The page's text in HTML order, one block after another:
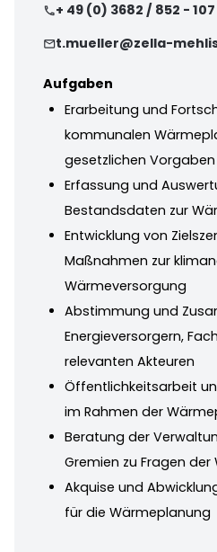
phone+ 49 (0) 3682 / 852 - 107
mailt.mueller@zella-
Aufgaben
Erarbeitung und
kommunalen
gesetzlichen Vorgaben
Erfassung und
Bestandsdaten zur
Entwicklung von
Maßnahmen zur
Wärmeversorgung
Abstimmung und
Energieversorgern,
relevanten Akteuren
Öffentlichkeitsarbeit
im Rahmen der
Beratung der
Gremien zu Fragen
Akquise und
für die Wärmeplanung